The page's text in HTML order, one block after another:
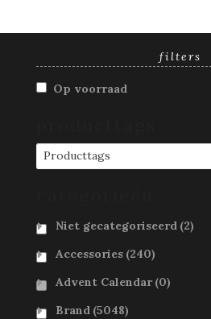
filters
Op voorraad
Producttags
Niet gecategoriseerd (2)
Accessories (240)
Advent Calendar (0)
Brand (5048)